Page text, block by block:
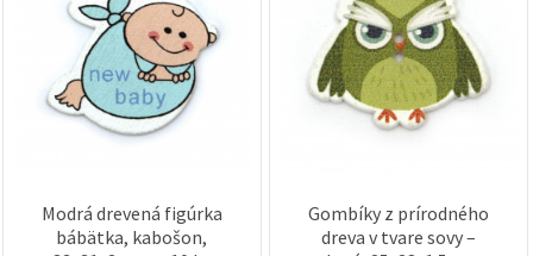
Modrá drevená figúrka
bábätka, kabošon,
Gombíky z prírodného
dreva v tvare sovy –